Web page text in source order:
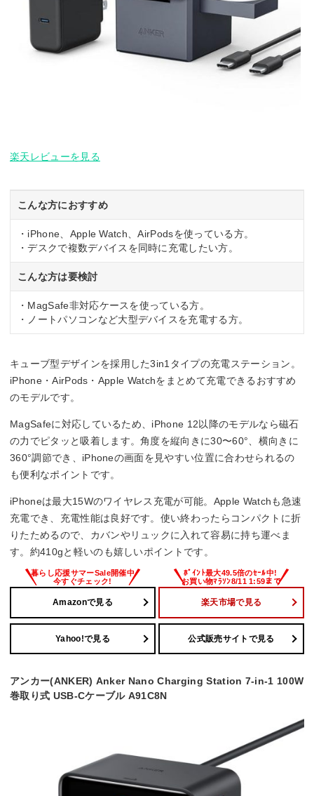
楽天レビューを見る
こんな方におすすめ
・iPhone、Apple Watch、AirPodsを使っている方。
・デスクで複数デバイスを同時に充電したい方。
こんな方は要検討
・MagSafe非対応ケースを使っている方。
・ノートパソコンなど大型デバイスを充電する方。
キューブ型デザインを採用した3in1タイプの充電ステーション。
iPhone・AirPods・Apple Watchをまとめて充電できるおすすめ
のモデルです。
MagSafeに対応しているため、iPhone 12以降のモデルなら磁石
の力でピタッと吸着します。角度を縦向きに30〜60°、横向きに
360°調節でき、iPhoneの画面を見やすい位置に合わせられるの
も便利なポイントです。
iPhoneは最大15Wのワイヤレス充電が可能。Apple Watchも急速
充電でき、充電性能は良好です。使い終わったらコンパクトに折
りたためるので、カバンやリュックに入れて容易に持ち運べま
す。約410gと軽いのも嬉しいポイントです。
Amazonで見る 楽天市場で見る
Yahoo!で見る 公式販売サイトで見る
アンカー(ANKER) Anker Nano Charging Station 7-in-1 100W
巻取り式 USB-Cケーブル A91C8N